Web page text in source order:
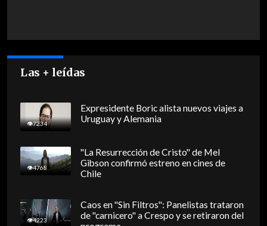
Las + leídas
7234
Expresidente Boric alista nuevos viajes a
Uruguay y Alemania
4768
"La Resurrección de Cristo" de Mel
Gibson confirmó estreno en cines de
Chile
4223
Caos en "Sin Filtros": Panelistas trataron
de "carnicero" a Crespo y se retiraron del